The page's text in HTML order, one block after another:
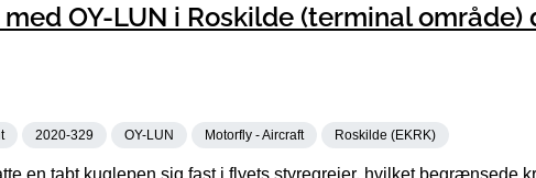
OY-LUN i Roskilde (terminal område)
2020-329 OY-LUN Motorfly - Aircraft Roskilde (EKRK)
en tabt kuglepen sig fast i flyets styregrejer, hvilket begrænsede